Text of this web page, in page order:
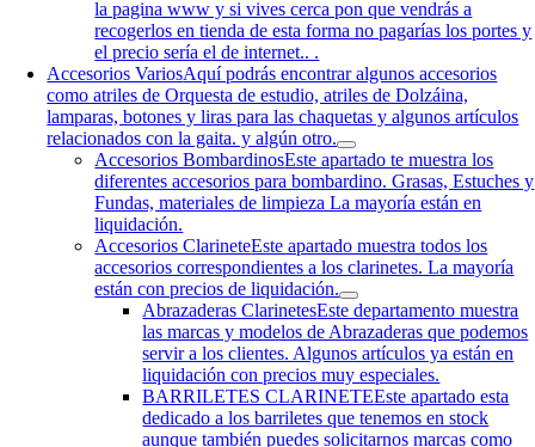
la pagina www y si vives cerca pon que vendrás a
recogerlos en tienda de esta forma no pagarías los portes y
el precio sería el de internet.. .
Accesorios VariosAquí podrás encontrar algunos accesorios
como atriles de Orquesta de estudio, atriles de Dolzáina,
lamparas, botones y liras para las chaquetas y algunos artículos
relacionados con la gaita. y algún otro.
Accesorios BombardinosEste apartado te muestra los
diferentes accesorios para bombardino. Grasas, Estuches y
Fundas, materiales de limpieza La mayoría están en
liquidación.
Accesorios ClarineteEste apartado muestra todos los
accesorios correspondientes a los clarinetes. La mayoría
están con precios de liquidación.
Abrazaderas ClarinetesEste departamento muestra
las marcas y modelos de Abrazaderas que podemos
servir a los clientes. Algunos artículos ya están en
liquidación con precios muy especiales.
BARRILETES CLARINETEEste apartado esta
dedicado a los barriletes que tenemos en stock
aunque también puedes solicitarnos marcas como